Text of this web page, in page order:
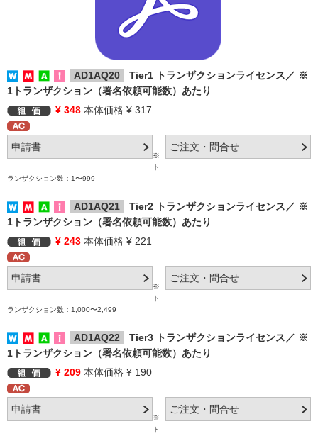
AD1AQ20
Tier1 トランザクションライセンス／ ※
1トランザクション（署名依頼可能数）あたり
¥ 348 本体価格 ¥ 317
※
ト
ランザクション数：1〜999
AD1AQ21
Tier2 トランザクションライセンス／ ※
1トランザクション（署名依頼可能数）あたり
¥ 243 本体価格 ¥ 221
※
ト
ランザクション数：1,000〜2,499
AD1AQ22
Tier3 トランザクションライセンス／ ※
1トランザクション（署名依頼可能数）あたり
¥ 209 本体価格 ¥ 190
※
ト